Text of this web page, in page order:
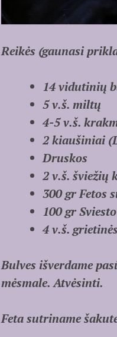
Reikės (gaunasi
14 vidutinių
5 v.š. miltų
4-5 v.š.
2 kiaušiniai
Druskos
2 v.š. šviežių
300 gr Fetos
100 gr Sviesto
4 v.š.
Bulves išverdame
mėsmale. Atvėsinti.
Feta sutriname